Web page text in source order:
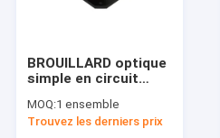
BROUILLARD optique
simple en circuit
gyroscopique de
fibre d'axe
MOQ:1 ensemble
Trouvez les derniers prix